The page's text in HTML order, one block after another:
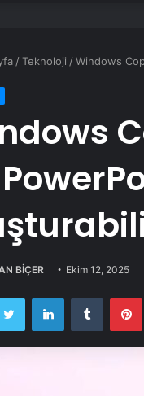
/Teknoloji /Windows
BİÇER Ekim 12, 2025
Twitter LinkedInTumblr